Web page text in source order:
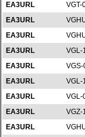
EA3URL
VGT-
EA3URL
EA3URL
EA3URL
VGL-
EA3URL
EA3URL
VGL-
EA3URL
VGL-
EA3URL
VGZ-
EA3URL